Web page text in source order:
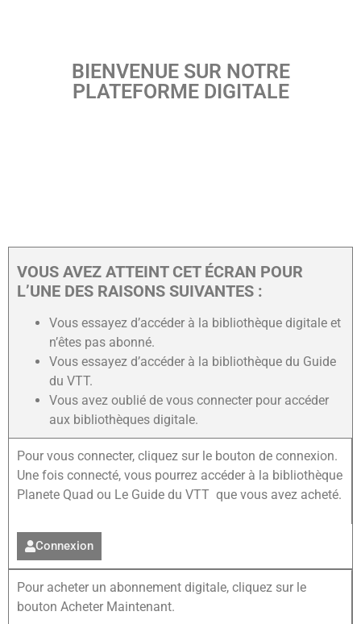
BIENVENUE SUR NOTRE
PLATEFORME DIGITALE
VOUS AVEZ ATTEINT CET ÉCRAN POUR
L’UNE DES RAISONS SUIVANTES :
Vous essayez d’accéder à la bibliothèque digitale et
n’êtes pas abonné.
Vous essayez d’accéder à la bibliothèque du Guide
du VTT.
Vous avez oublié de vous connecter pour accéder
aux bibliothèques digitale.
Pour vous connecter, cliquez sur le bouton de connexion.
Une fois connecté, vous pourrez accéder à la bibliothèque
Planete Quad ou Le Guide du VTT que vous avez acheté.
Connexion
Pour acheter un abonnement digitale, cliquez sur le
bouton Acheter Maintenant.